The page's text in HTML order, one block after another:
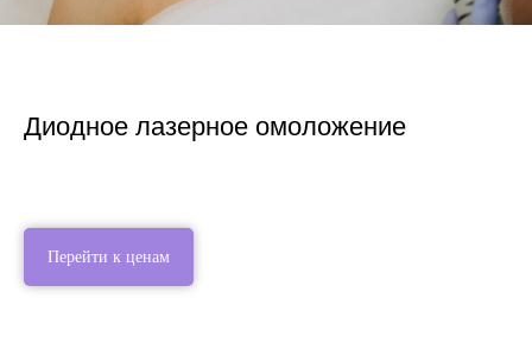
Диодное лазерное омоложение
Перейти к ценам